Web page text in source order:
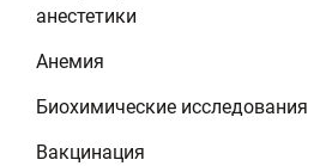
анестетики
Анемия
Биохимические исследования
Вакцинация